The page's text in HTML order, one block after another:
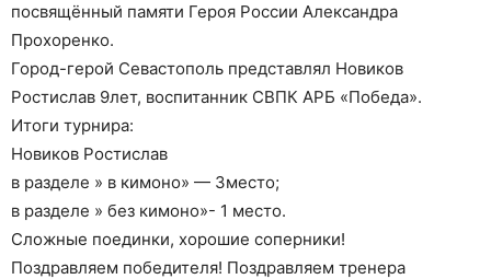
посвящённый памяти Героя России Александра
Прохоренко.
Город-герой Севастополь представлял Новиков
Ростислав 9лет, воспитанник СВПК АРБ «Победа».
Итоги турнира:
Новиков Ростислав
в разделе » в кимоно» — 3место;
в разделе » без кимоно»- 1 место.
Сложные поединки, хорошие соперники!
Поздравляем победителя! Поздравляем тренера